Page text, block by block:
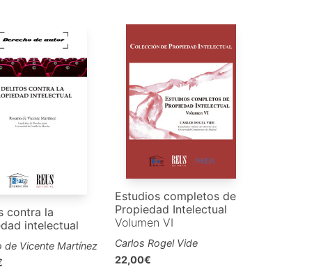
contra la
intelectual
de Vicente Martínez
Estudios completos de
Propiedad Intelectual
Volumen VI
Carlos Rogel Vide
22,00€